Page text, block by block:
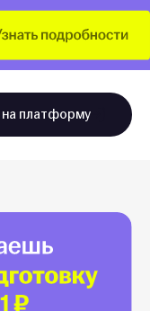
на платформу